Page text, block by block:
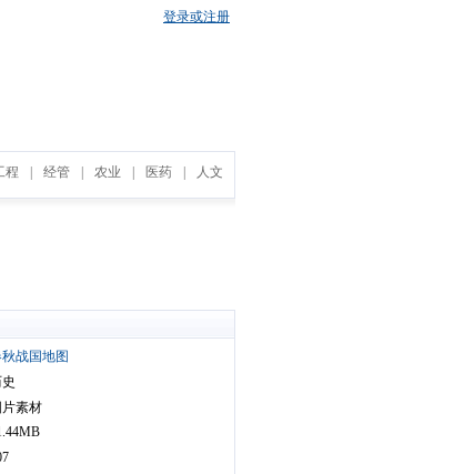
登录或注册
程 经管 农业 医药 人文
战国地图
片素材